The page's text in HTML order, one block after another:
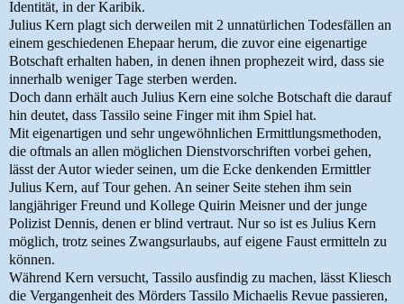
Identität, in der Karibik.
Julius Kern plagt sich derweilen mit 2 unnatürlichen Todesfällen an
einem geschiedenen Ehepaar herum, die zuvor eine eigenartige
Botschaft erhalten haben, in denen ihnen prophezeit wird, dass sie
innerhalb weniger Tage sterben werden.
Doch dann erhält auch Julius Kern eine solche Botschaft die darauf
hin deutet, dass Tassilo seine Finger mit ihm Spiel hat.
Mit eigenartigen und sehr ungewöhnlichen Ermittlungsmethoden,
die oftmals an allen möglichen Dienstvorschriften vorbei gehen,
lässt der Autor wieder seinen, um die Ecke denkenden Ermittler
Julius Kern, auf Tour gehen. An seiner Seite stehen ihm sein
langjähriger Freund und Kollege Quirin Meisner und der junge
Polizist Dennis, denen er blind vertraut. Nur so ist es Julius Kern
möglich, trotz seines Zwangsurlaubs, auf eigene Faust ermitteln zu
können.
Während Kern versucht, Tassilo ausfindig zu machen, lässt Kliesch
die Vergangenheit des Mörders Tassilo Michaelis Revue passieren,